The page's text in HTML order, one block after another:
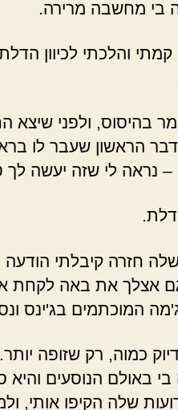
בי מחשבה מרירה.
והלכתי לכיוון
בהיסוס, ולפני שיצא
הראשון שעבר לו
– נראה לי שזה יעשה
חזרה קיבלתי
אצלך את באה לקחת
המוכתמים בג'ינס
כמוה, רק שזופה
באולם הנוסעים והיא
שלה הקיפו אותי,